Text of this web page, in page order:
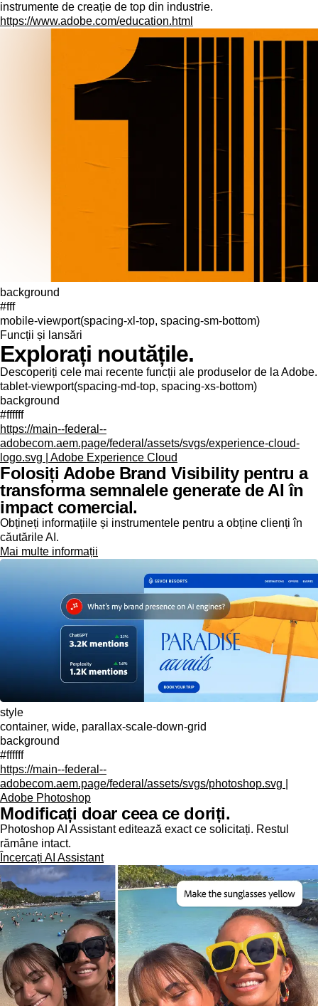
instrumente de creație de top din industrie.
https://www.adobe.com/education.html
background
#fff
mobile-viewport(spacing-xl-top, spacing-sm-bottom)
Funcții și lansări
Explorați noutățile.
Descoperiți cele mai recente funcții ale produselor de la Adobe.
tablet-viewport(spacing-md-top, spacing-xs-bottom)
background
#ffffff
https://main--federal--
adobecom.aem.page/federal/assets/svgs/experience-cloud-
logo.svg | Adobe Experience Cloud
Folosiți Adobe Brand Visibility pentru a
transforma semnalele generate de AI în
impact comercial.
Obțineți informațiile și instrumentele pentru a obține clienți în
căutările AI.
Mai multe informații
style
container, wide, parallax-scale-down-grid
background
#ffffff
https://main--federal--
adobecom.aem.page/federal/assets/svgs/photoshop.svg |
Adobe Photoshop
Modificați doar ceea ce doriți.
Photoshop AI Assistant editează exact ce solicitați. Restul
rămâne intact.
Încercați AI Assistant